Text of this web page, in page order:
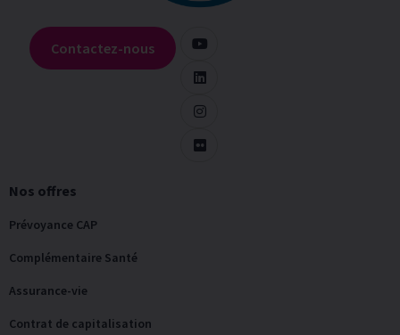
Nos offres
Prévoyance CAP
Complémentaire Santé
Assurance-vie
Contrat de capitalisation
Contactez-nous